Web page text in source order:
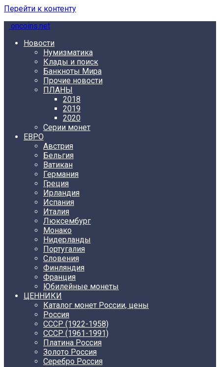
Перейти к контенту
oncoins.net
Новости
Нумизматика
Клады и поиск
Банкноты Мира
Прочие новости
ПЛАНЫ
2018
2019
2020
Серии монет
ЕВРО
Австрия
Бельгия
Ватикан
Германия
Греция
Ирландия
Испания
Италия
Люксембург
Монако
Нидерланды
Португалия
Словения
Финляндия
Франция
Юбилейные монеты
ЦЕННИКИ
Каталог монет России, цены
Россия
СССР (1922-1958)
CCCР (1961-1991)
Платина Россия
Золото Россия
Серебро Россия